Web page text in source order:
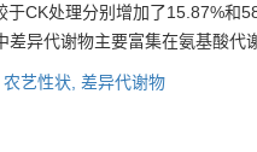
CK处理分别增加了15.87%和
差异代谢物主要富集在氨基酸
农艺性状, 差异代谢物